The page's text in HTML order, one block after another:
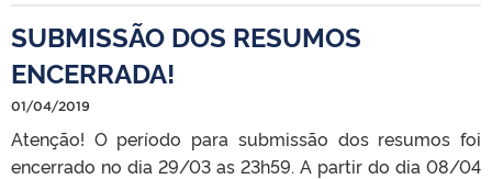
SUBMISSÃO DOS RESUMOS
ENCERRADA!
01/04/2019
Atenção! O período para submissão dos resumos foi
encerrado no dia 29/03 as 23h59. A partir do dia 08/04